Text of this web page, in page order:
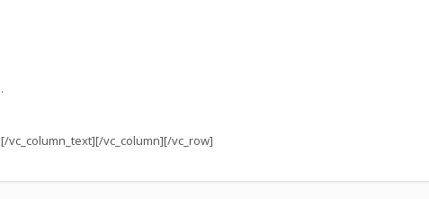
.
[/vc_column_text][/vc_column][/vc_row]